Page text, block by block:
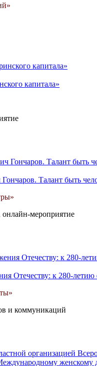
капитала»
Талант быть
мероприятие
Отечеству: к 280-
и коммуникаций